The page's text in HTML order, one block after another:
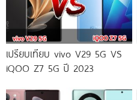
เปรียบเทียบ vivo V29 5G VS
iQOO Z7 5G ปี 2023